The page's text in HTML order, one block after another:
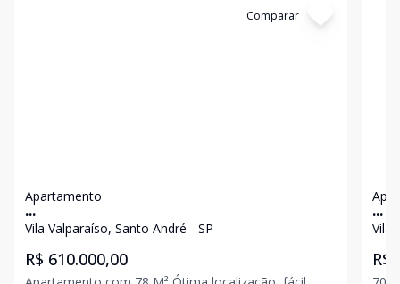
Comparar
Apartamento
...
Vila Valparaíso, Santo André - SP
R$ 610.000,00
...
Vila
R$